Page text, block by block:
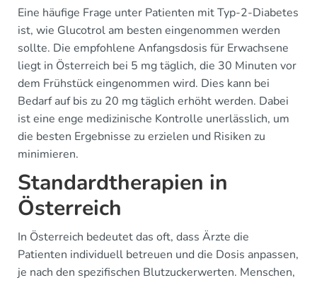
Eine häufige Frage unter Patienten mit Typ-2-Diabetes
ist, wie Glucotrol am besten eingenommen werden
sollte. Die empfohlene Anfangsdosis für Erwachsene
liegt in Österreich bei 5 mg täglich, die 30 Minuten vor
dem Frühstück eingenommen wird. Dies kann bei
Bedarf auf bis zu 20 mg täglich erhöht werden. Dabei
ist eine enge medizinische Kontrolle unerlässlich, um
die besten Ergebnisse zu erzielen und Risiken zu
minimieren.
Standardtherapien in
Österreich
In Österreich bedeutet das oft, dass Ärzte die
Patienten individuell betreuen und die Dosis anpassen,
je nach den spezifischen Blutzuckerwerten. Menschen,